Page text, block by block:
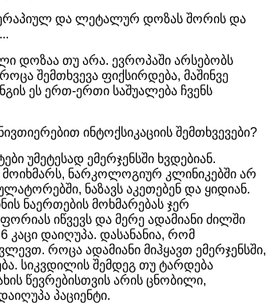
და ლეტალურ დოზას შორის და
დოზაა თუ არა. ევროპაში არსებობს
შემთხვევა ფიქსირდება, მაშინვე
ეს ერთ-ერთი საშუალება ჩვენს
ინტოქსიკაციის შემთხვევები?
უმეტესად ემერჯენსში ხვდებიან.
ნარკოლოგიურ კლინიკებში არ
ნაზავს აკეთებენ და ყიდიან.
ნაერთების მოხმარებას ჯერ
იწვევს და მერე ადამიანი ძილში
დაიღუპა. დასანანია, რომ
როცა ადამიანი მიჰყავთ ემერჯენსში,
სიკვდილის შემდეგ თუ ტარდება
წევრებისთვის არის ცნობილი,
პაციენტი.